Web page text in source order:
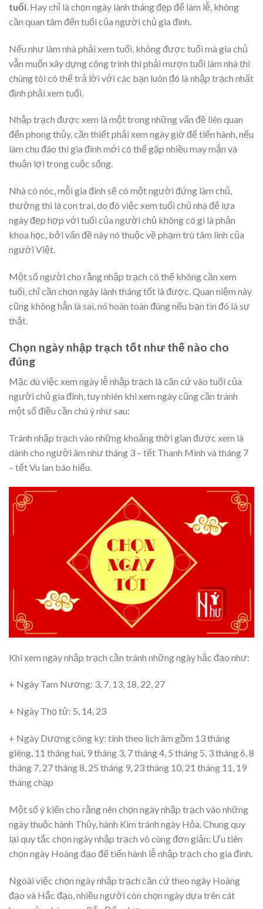
tuổi. Hay chỉ là chọn ngày lành tháng đẹp để làm lễ, không
cần quan tâm đến tuổi của người chủ gia đình.
Nếu như làm nhà phải xem tuổi, không được tuổi mà gia chủ
vẫn muốn xây dựng công trình thì phải mượn tuổi làm nhà thì
chúng tôi có thể trả lời với các bạn luôn đó là nhập trạch nhất
định phải xem tuổi.
Nhập trạch được xem là một trong những vấn đề liên quan
đến phong thủy, cần thiết phải xem ngày giờ để tiến hành, nếu
làm chu đáo thì gia đình mới có thể gặp nhiều may mắn và
thuận lợi trong cuộc sống.
Nhà có nóc, mỗi gia đình sẽ có một người đứng làm chủ,
thường thì là con trai, do đó việc xem tuổi chủ nhà để lựa
ngày đẹp hợp với tuổi của người chủ không có gì là phản
khoa học, bởi vấn đề này nó thuộc về phạm trù tâm linh của
người Việt.
Một số người cho rằng nhập trạch có thể không cần xem
tuổi, chỉ cần chọn ngày lành tháng tốt là được. Quan niệm này
cũng không hẳn là sai, nó hoàn toàn đúng nếu bạn tin đó là sự
thật.
Chọn ngày nhập trạch tốt như thế nào cho
đúng
Mặc dù việc xem ngày lễ nhập trạch là căn cứ vào tuổi của
người chủ gia đình, tuy nhiên khi xem ngày cũng cần tránh
một số điều cần chú ý như sau:
Tránh nhập trạch vào những khoảng thời gian được xem là
dành cho người âm như tháng 3 – tết Thanh Minh và tháng 7
– tết Vu lan báo hiếu.
Khi xem ngày nhập trạch cần tránh những ngày hắc đạo như:
+ Ngày Tam Nương: 3, 7, 13, 18, 22, 27
+ Ngày Thọ tử: 5, 14, 23
+ Ngày Dương công kỵ: tính theo lịch âm gồm 13 tháng
giêng, 11 tháng hai, 9 tháng 3, 7 tháng 4, 5 tháng 5, 3 tháng 6, 8
tháng 7, 27 tháng 8, 25 tháng 9, 23 tháng 10, 21 tháng 11, 19
tháng chạp
Một số ý kiến cho rằng nên chọn ngày nhập trạch vào những
ngày thuộc hành Thủy, hành Kim tránh ngày Hỏa. Chung quy
lại quy tắc chọn ngày nhập trạch vô cùng đơn giản: Ưu tiên
chọn ngày Hoàng đạo để tiến hành lễ nhập trạch cho gia đình.
Ngoài việc chọn ngày nhập trạch căn cứ theo ngày Hoàng
đạo và Hắc đạo, nhiều người còn chọn ngày dựa trên cát